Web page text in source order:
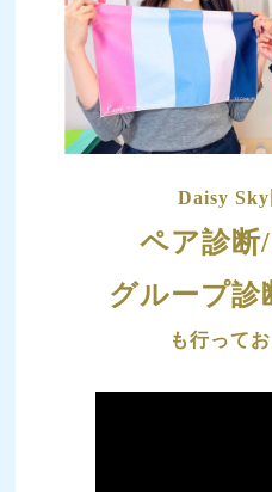
Daisy
ペア診断
グループ診
も行って